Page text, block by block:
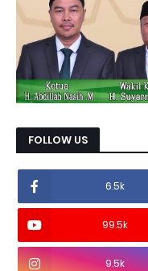
FOLLOW US
6.5k
99.5k
9.5k